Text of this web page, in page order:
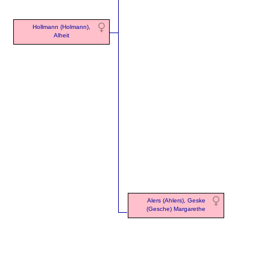
Hollmann (Holmann),
Alheit
Alers (Ahlers), Geske
(Gesche) Margarethe